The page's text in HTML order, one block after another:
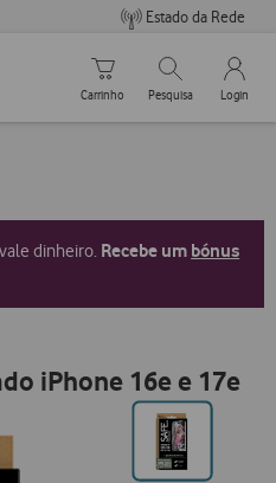
Estado da Rede
Carrinho de compras
Carrinho
Pesquisar
Pesquisa
My
Login
dinheiro. Recebe um bónus
iPhone 16e e 17e
Ir